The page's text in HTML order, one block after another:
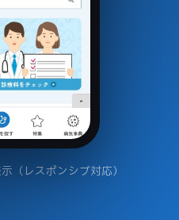
（レスポンシブ対応）